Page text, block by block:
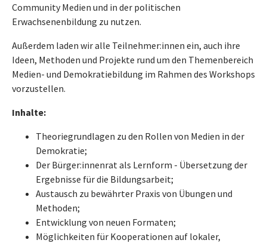
Community Medien und in der politischen
Erwachsenenbildung zu nutzen.
Außerdem laden wir alle Teilnehmer:innen ein, auch ihre
Ideen, Methoden und Projekte rund um den Themenbereich
Medien- und Demokratiebildung im Rahmen des Workshops
vorzustellen.
Inhalte:
Theoriegrundlagen zu den Rollen von Medien in der
Demokratie;
Der Bürger:innenrat als Lernform - Übersetzung der
Ergebnisse für die Bildungsarbeit;
Austausch zu bewährter Praxis von Übungen und
Methoden;
Entwicklung von neuen Formaten;
Möglichkeiten für Kooperationen auf lokaler,